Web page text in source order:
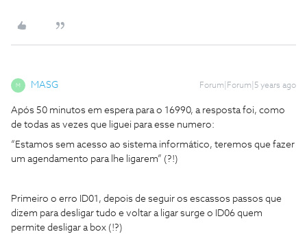
M MASG Forum|Forum|5 years ago
Após 50 minutos em espera para o 16990, a resposta foi, como
de todas as vezes que liguei para esse numero:
“Estamos sem acesso ao sistema informático, teremos que fazer
um agendamento para lhe ligarem” (?!)
Primeiro o erro ID01, depois de seguir os escassos passos que
dizem para desligar tudo e voltar a ligar surge o ID06 quem
permite desligar a box (!?)